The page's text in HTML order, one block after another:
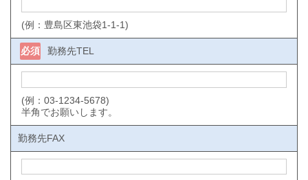
(例：豊島区東池袋1-1-1)
勤務先TEL
必須
(例：03-1234-5678)
半角でお願いします。
勤務先FAX